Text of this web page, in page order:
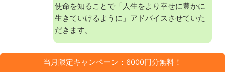
使命を知ることで「人生をより幸せに豊かに
生きていけるように」アドバイスさせていた
だきます。
当月限定キャンペーン：6000円分無料！